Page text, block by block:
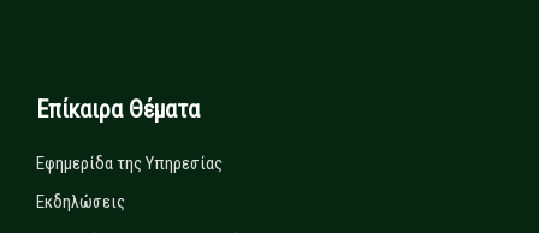
Επίκαιρα Θέματα
Εφημερίδα της Υπηρεσίας
Εκδηλώσεις